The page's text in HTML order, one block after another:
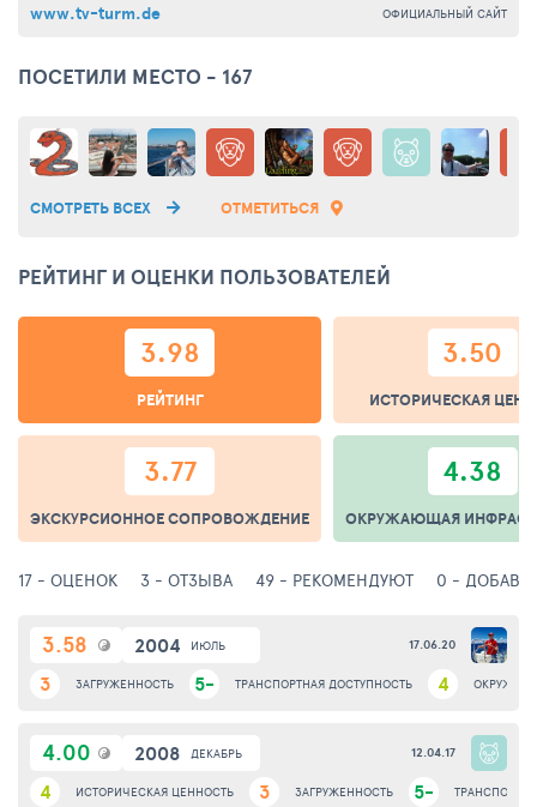
ОФИЦИАЛЬНЫЙ САЙТ
www.tv-turm.de
ПОСЕТИЛИ МЕСТО - 167
СМОТРЕТЬ ВСЕХ ОТМЕТИТЬСЯ
РЕЙТИНГ И ОЦЕНКИ ПОЛЬЗОВАТЕЛЕЙ
3.98
РЕЙТИНГ
3.50
ИСТОРИЧЕСКАЯ
3.77
ЭКСКУРСИОННОЕ СОПРОВОЖДЕНИЕ
4.38
ОКРУЖАЮЩАЯ
17 - ОЦЕНОК 3 - ОТЗЫВА 49 - РЕКОМЕНДУЮТ 0 -
3.58
3 ЗАГРУЖЕННОСТЬ 5- ТРАНСПОРТНАЯ ДОСТУПНОСТЬ 4
2004 ИЮЛЬ 17.06.20
4.00
4 ИСТОРИЧЕСКАЯ ЦЕННОСТЬ 3 ЗАГРУЖЕННОСТЬ 5-
2008 ДЕКАБРЬ 12.04.17